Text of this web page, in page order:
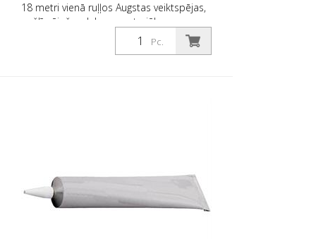
18 metri vienā ruļļos Augstas veiktspējas,
pašlīmējošs, plakans materiāls ar
maksimālu saķeri un lielisku
pielāgojamību. Ideāli piemērots ieklāšanai
Pc.